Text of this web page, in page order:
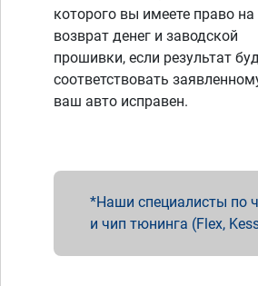
которого вы имеете право на
возврат денег и заводской
прошивки, если результат
соответствовать
ваш авто исправен.
Наши специалисты по
и чип тюнинга (Flex,